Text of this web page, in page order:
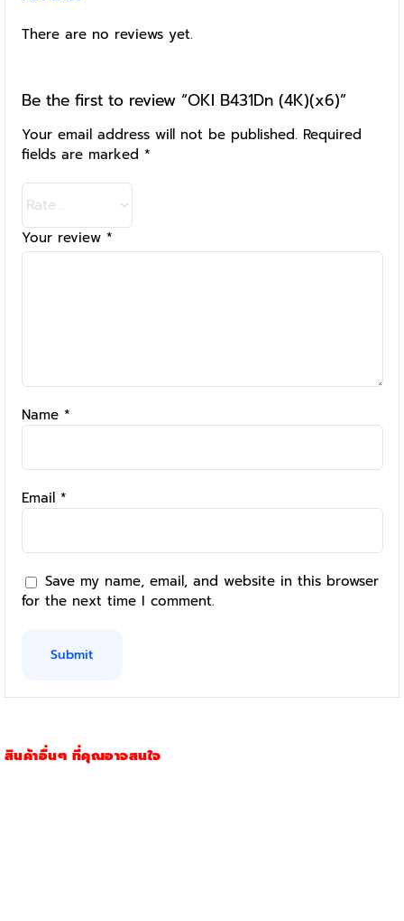
There are no reviews yet.
Be the first to review “OKI B431Dn (4K)(x6)”
Your email address will not be published. Required
fields are marked *
Your review *
Name *
Email *
Save my name, email, and website in this browser
for the next time I comment.
สินค้าอื่นๆ ที่คุณอาจสนใจ